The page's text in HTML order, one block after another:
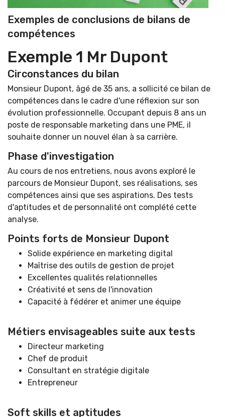
Exemples de conclusions de bilans de
compétences
Exemple 1 Mr Dupont
Circonstances du bilan
Monsieur Dupont, âgé de 35 ans, a sollicité ce bilan de
compétences dans le cadre d'une réflexion sur son
évolution professionnelle. Occupant depuis 8 ans un
poste de responsable marketing dans une PME, il
souhaite donner un nouvel élan à sa carrière.
Phase d'investigation
Au cours de nos entretiens, nous avons exploré le
parcours de Monsieur Dupont, ses réalisations, ses
compétences ainsi que ses aspirations. Des tests
d'aptitudes et de personnalité ont complété cette
analyse.
Points forts de Monsieur Dupont
Solide expérience en marketing digital
Maîtrise des outils de gestion de projet
Excellentes qualités relationnelles
Créativité et sens de l'innovation
Capacité à fédérer et animer une équipe
Métiers envisageables suite aux tests
Directeur marketing
Chef de produit
Consultant en stratégie digitale
Entrepreneur
Soft skills et aptitudes